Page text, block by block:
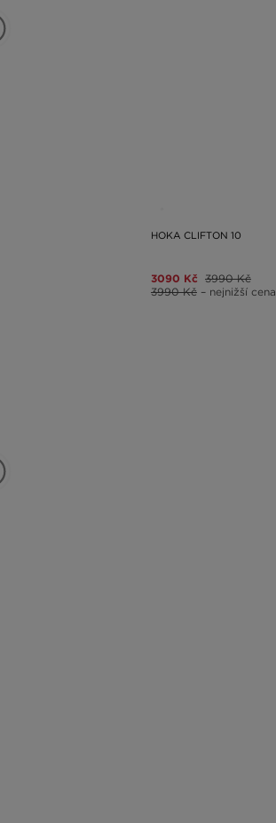
HOKA CLIFTON 10
3090 Kč 3990 Kč
3990 Kč – nejnižší cena